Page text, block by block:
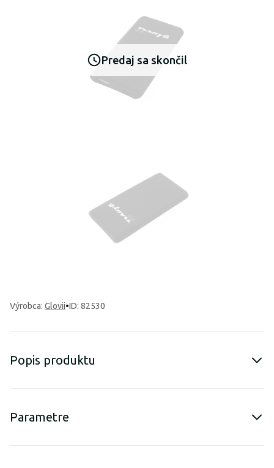
Predaj sa skončil
Výrobca: Glovii•ID: 82530
Popis produktu
Parametre